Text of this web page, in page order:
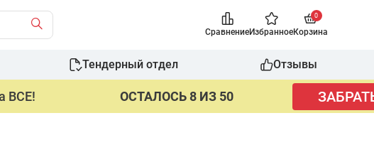
СравнениеИзбранное
0
Корзина
Тендерный отдел Отзывы
ВСЕ! ОСТАЛОСЬ 8 ИЗ 50